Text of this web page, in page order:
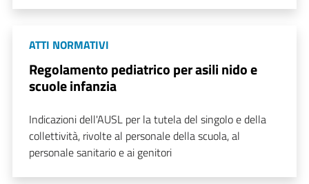
ATTI NORMATIVI
Regolamento pediatrico per asili nido e
scuole infanzia
Indicazioni dell'AUSL per la tutela del singolo e della
collettività, rivolte al personale della scuola, al
personale sanitario e ai genitori